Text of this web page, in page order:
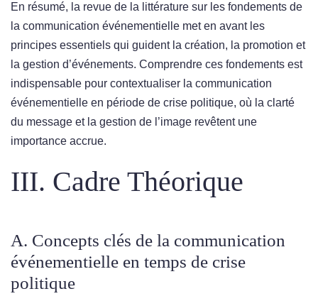
En résumé, la revue de la littérature sur les fondements de
la communication événementielle met en avant les
principes essentiels qui guident la création, la promotion et
la gestion d’événements. Comprendre ces fondements est
indispensable pour contextualiser la communication
événementielle en période de crise politique, où la clarté
du message et la gestion de l’image revêtent une
importance accrue.
III. Cadre Théorique
A. Concepts clés de la communication
événementielle en temps de crise
politique